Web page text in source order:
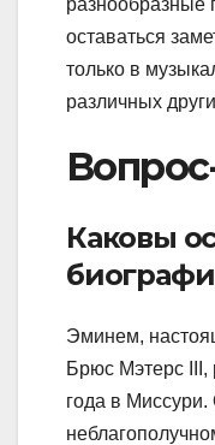
разнообразные
оставаться
только в
различных
Каковы
Эминем,
Брюс Мэтерс III,
года в